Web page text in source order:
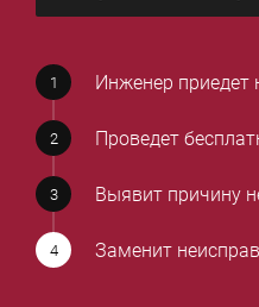
Инженер приедет
Проведет
Выявит причину
Заменит